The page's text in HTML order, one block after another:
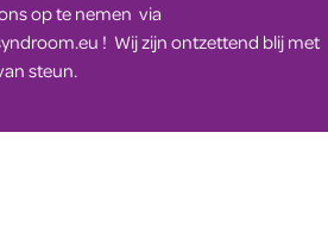
op te nemen via
! Wij zijn ontzettend blij met
steun.